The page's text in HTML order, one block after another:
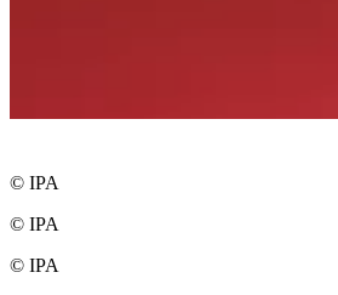
© IPA
© IPA
© IPA